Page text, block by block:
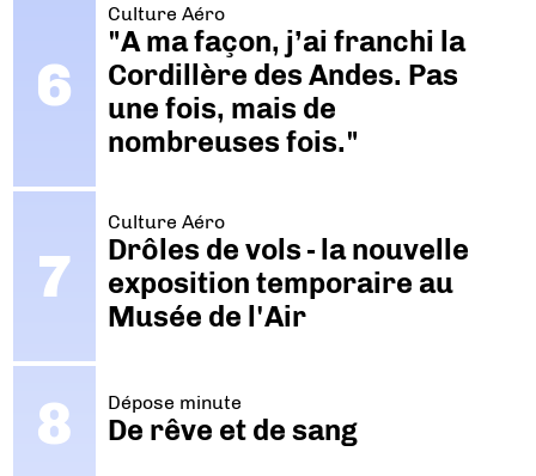
Culture Aéro
"A ma façon, j’ai franchi la
Cordillère des Andes. Pas
une fois, mais de
nombreuses fois."
Culture Aéro
Drôles de vols - la nouvelle
exposition temporaire au
Musée de l'Air
Dépose minute
De rêve et de sang